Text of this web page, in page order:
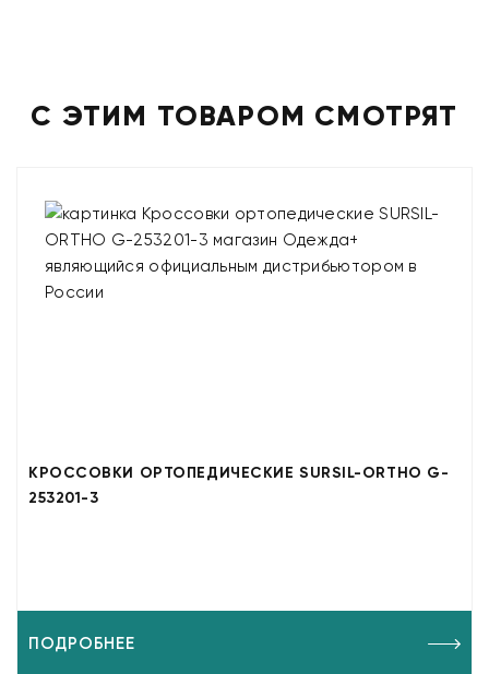
С ЭТИМ ТОВАРОМ СМОТРЯТ
КРОССОВКИ ОРТОПЕДИЧЕСКИЕ SURSIL-ORTHO G-
253201-3
ПОДРОБНЕЕ